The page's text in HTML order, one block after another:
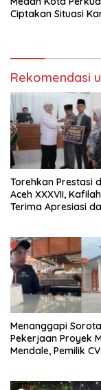
Ciptakan Situasi
Rekomendasi
Torehkan Prestasi
Aceh XXXVII,
Terima Apresiasi
Menanggapi
Pekerjaan Proyek
Mendale, Pemilik